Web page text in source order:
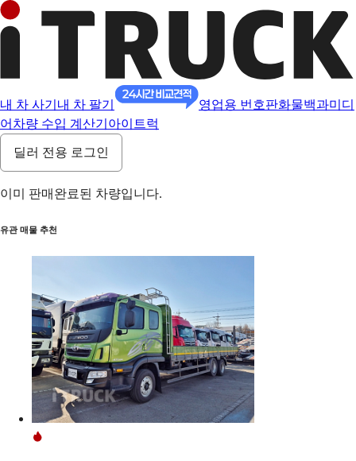
내 차 사기 내 차 팔기 영업용 번호판화물백과미디
어 차량 수입 계산기 아이트럭
딜러 전용 로그인
이미 판매완료된 차량입니다.
유관 매물 추천